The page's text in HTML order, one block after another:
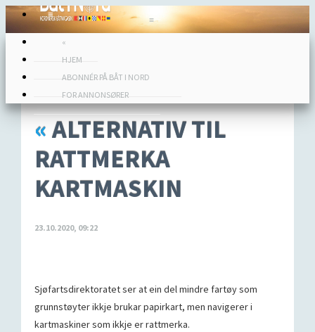
≡ ≡
«
HJEM
ABONNÉR PÅ BÅT I NORD
FOR ANNONSØRER
« ALTERNATIV TIL
RATTMERKA
KARTMASKIN
23.10.2020, 09:22
Sjøfartsdirektoratet ser at ein del mindre fartøy som
grunnstøyter ikkje brukar papirkart, men navigerer i
kartmaskiner som ikkje er rattmerka.